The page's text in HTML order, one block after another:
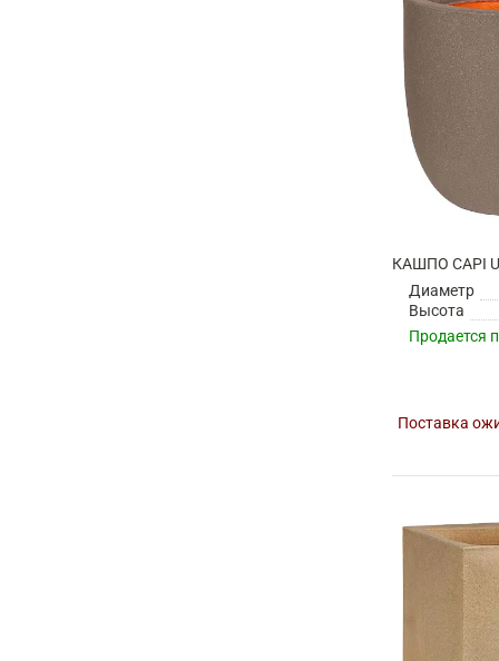
Диаметр
Высота
Продается
Поставка